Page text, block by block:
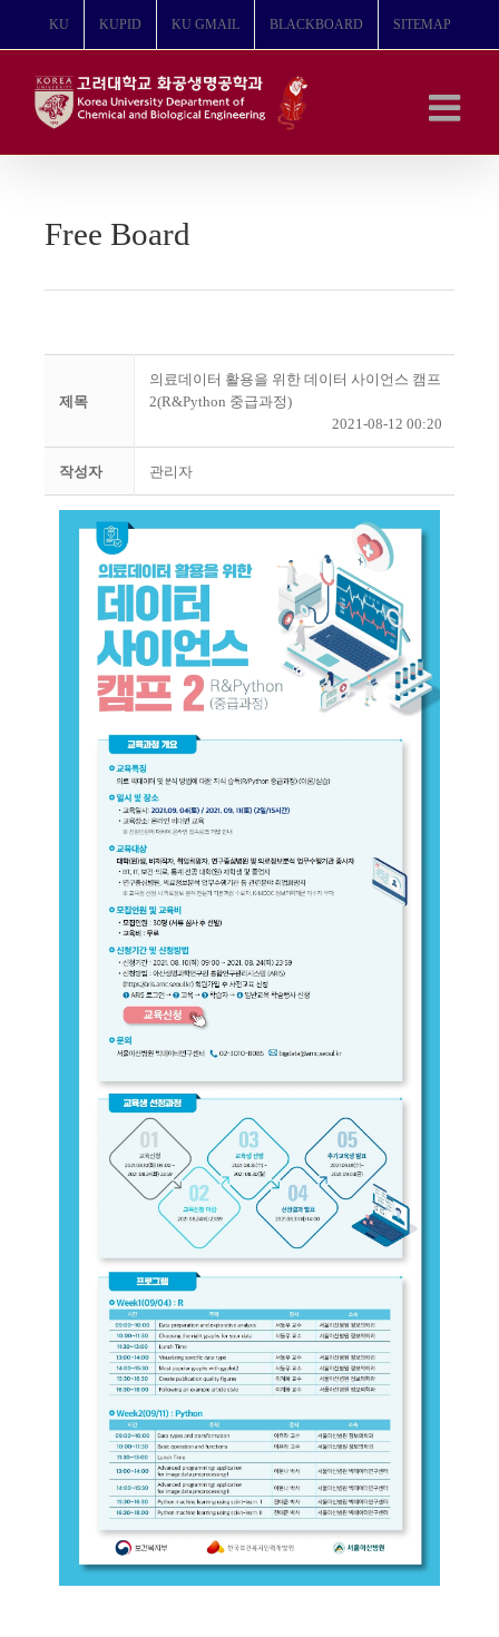
뛰
KU KUPID KU GMAIL BLACKBOARD SITEMAP
Free Board
제목
의료데이터 활용을 위한 데이터 사이언스 캠프
2(R&Python 중급과정)
2021-08-12 00:20
작성자 관리자